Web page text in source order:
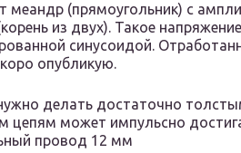
меандр (прямоугольник) с
из двух). Такое
синусоидой.
опубликую.
делать достаточно
цепям может импульсно
провод 12 мм